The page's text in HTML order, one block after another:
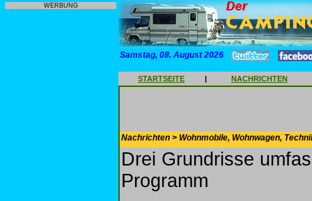
WERBUNG
Samstag, 08. August 2026
STARTSEITE | NACHRICHTEN
Nachrichten > Wohnmobile, Wohnwagen,
Drei Grundrisse
Programm